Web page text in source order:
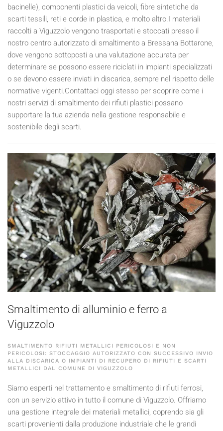
bacinelle), componenti plastici da veicoli, fibre sintetiche da
scarti tessili, reti e corde in plastica, e molto altro.I materiali
raccolti a Viguzzolo vengono trasportati e stoccati presso il
nostro centro autorizzato di smaltimento a Bressana Bottarone,
dove vengono sottoposti a una valutazione accurata per
determinare se possono essere riciclati in impianti specializzati
o se devono essere inviati in discarica, sempre nel rispetto delle
normative vigenti.Contattaci oggi stesso per scoprire come i
nostri servizi di smaltimento dei rifiuti plastici possano
supportare la tua azienda nella gestione responsabile e
sostenibile degli scarti.
Smaltimento di alluminio e ferro a
Viguzzolo
SMALTIMENTO RIFIUTI METALLICI PERICOLOSI E NON
PERICOLOSI: STOCCAGGIO AUTORIZZATO CON SUCCESSIVO INVIO
ALLA DISCARICA O IMPIANTI DI RECUPERO DI RIFIUTI E SCARTI
METALLICI DAL COMUNE DI VIGUZZOLO
Siamo esperti nel trattamento e smaltimento di rifiuti ferrosi,
con un servizio attivo in tutto il comune di Viguzzolo. Offriamo
una gestione integrale dei materiali metallici, coprendo sia gli
scarti provenienti dalla produzione industriale che le grandi